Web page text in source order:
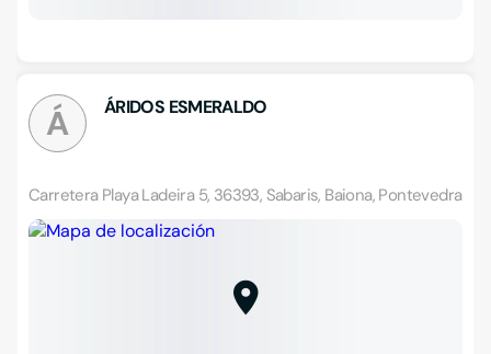
Á ÁRIDOS ESMERALDO
Carretera Playa Ladeira 5, 36393, Sabaris, Baiona, Pontevedra